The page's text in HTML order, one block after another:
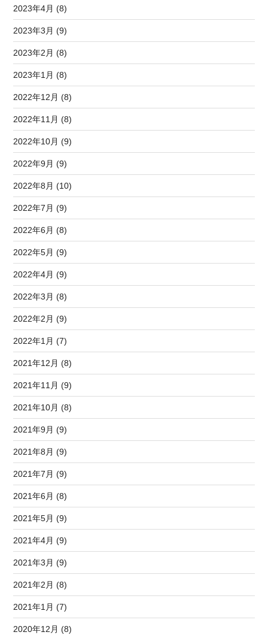
2023年4月 (8)
2023年3月 (9)
2023年2月 (8)
2023年1月 (8)
2022年12月 (8)
2022年11月 (8)
2022年10月 (9)
2022年9月 (9)
2022年8月 (10)
2022年7月 (9)
2022年6月 (8)
2022年5月 (9)
2022年4月 (9)
2022年3月 (8)
2022年2月 (9)
2022年1月 (7)
2021年12月 (8)
2021年11月 (9)
2021年10月 (8)
2021年9月 (9)
2021年8月 (9)
2021年7月 (9)
2021年6月 (8)
2021年5月 (9)
2021年4月 (9)
2021年3月 (9)
2021年2月 (8)
2021年1月 (7)
2020年12月 (8)